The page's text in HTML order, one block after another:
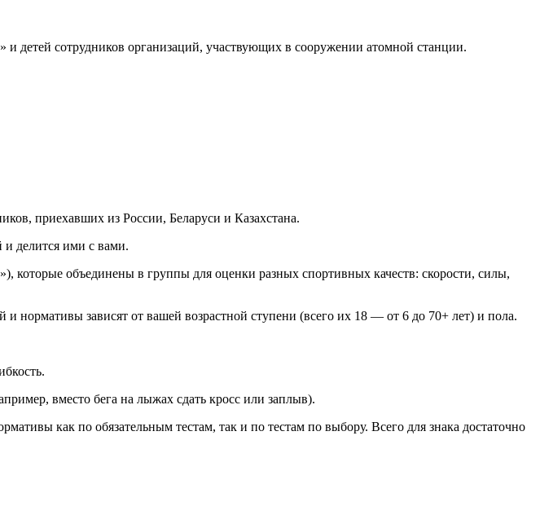
детей сотрудников организаций, участвующих в сооружении атомной станции.
приехавших из России, Беларуси и Казахстана.
и делится ими с вами.
объединены в группы для оценки разных спортивных качеств: скорости, силы,
зависят от вашей возрастной ступени (всего их 18 — от 6 до 70+ лет) и пола.
вместо бега на лыжах сдать кросс или заплыв).
как по обязательным тестам, так и по тестам по выбору. Всего для знака достаточно